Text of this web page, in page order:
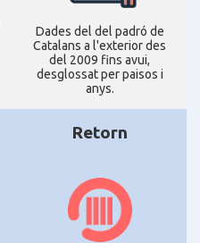
Dades del del padró de
Catalans a l'exterior des
del 2009 fins avui,
desglossat per paisos i
anys.
Retorn